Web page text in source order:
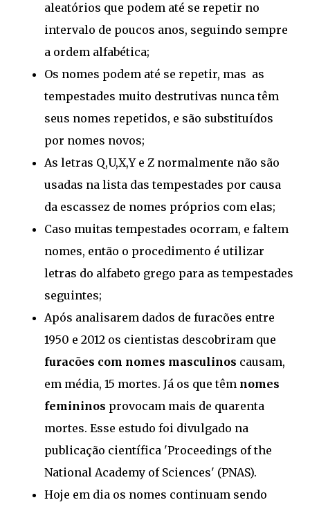
aleatórios que podem até se repetir no
intervalo de poucos anos, seguindo sempre
a ordem alfabética;
Os nomes podem até se repetir, mas as
tempestades muito destrutivas nunca têm
seus nomes repetidos, e são substituídos
por nomes novos;
As letras Q,U,X,Y e Z normalmente não são
usadas na lista das tempestades por causa
da escassez de nomes próprios com elas;
Caso muitas tempestades ocorram, e faltem
nomes, então o procedimento é utilizar
letras do alfabeto grego para as tempestades
seguintes;
Após analisarem dados de furacões entre
1950 e 2012 os cientistas descobriram que
furacões com nomes masculinos causam,
em média, 15 mortes. Já os que têm nomes
femininos provocam mais de quarenta
mortes. Esse estudo foi divulgado na
publicação científica 'Proceedings of the
National Academy of Sciences' (PNAS).
Hoje em dia os nomes continuam sendo